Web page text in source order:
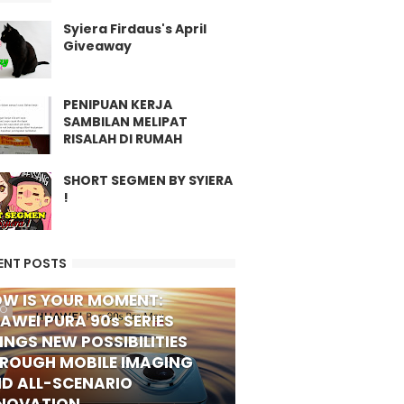
Syiera Firdaus's April
Giveaway
PENIPUAN KERJA
SAMBILAN MELIPAT
RISALAH DI RUMAH
SHORT SEGMEN BY SYIERA
!
POSTS
IS YOUR MOMENT:
PURA 90s SERIES
NEW POSSIBILITIES
MOBILE IMAGING
ALL-SCENARIO